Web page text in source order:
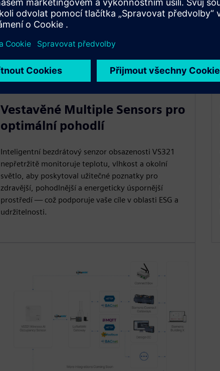
Vestavěné Multiple Sensors pro
optimální pohodlí
Inteligentní bezdrátový senzor obsazenosti VS321
nepřetržitě monitoruje teplotu, vlhkost a okolní
světlo, aby poskytoval užitečné poznatky pro
zdravější, pohodlnější a energeticky úspornější
prostředí — což podporuje vaše cíle v oblasti ESG a
udržitelnosti.